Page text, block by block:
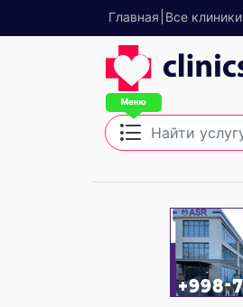
Главная Все клиники